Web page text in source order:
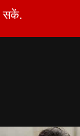
सकें.